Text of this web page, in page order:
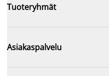
Tuoteryhmät
Asiakaspalvelu